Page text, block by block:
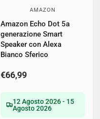
AMAZON
Amazon Echo Dot 5a
generazione Smart
Speaker con Alexa
Bianco Sferico
€66,99
12 Agosto 2026 - 15
Agosto 2026